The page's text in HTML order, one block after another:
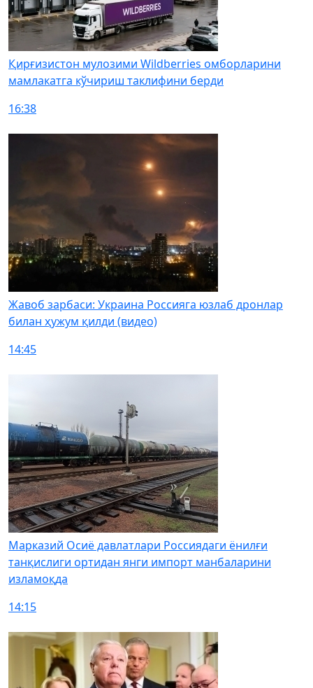
Қирғизистон мулозими Wildberries омборларини
мамлакатга кўчириш таклифини берди
16:38
Жавоб зарбаси: Украина Россияга юзлаб дронлар
билан ҳужум қилди (видео)
14:45
Марказий Осиё давлатлари Россиядаги ёнилғи
танқислиги ортидан янги импорт манбаларини
изламоқда
14:15